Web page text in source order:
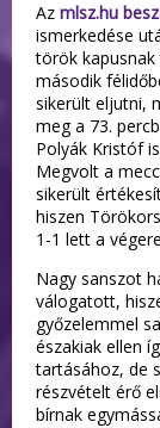
Az mlsz.hu
ismerkedése
török
második
sikerült eljutni,
meg a 73.
Polyák Kristóf
Megvolt a
sikerült
hiszen
1-1 lett a
Nagy sanszot
válogatott,
győzelemmel
északiak ellen
tartásához, de
részvételt érő
bírnak